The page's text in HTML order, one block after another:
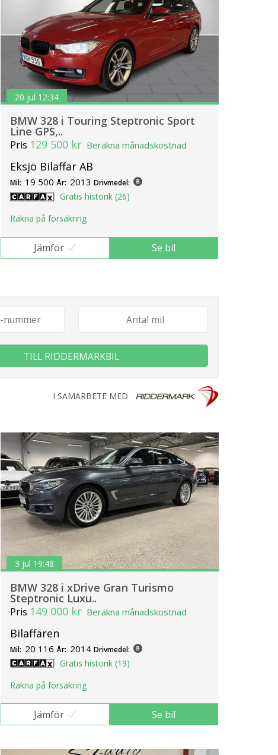
20 jul 12:34
BMW 328 i Touring Steptronic Sport
Line GPS,..
Pris 129 500 kr Beräkna månadskostnad
Eksjö Bilaffär AB
Mil: 19 500 År: 2013 Drivmedel:
Gratis historik (26)
Räkna på försäkring
Jämför Se bil
TILL RIDDERMARKBIL
I SAMARBETE MED
3 jul 19:48
BMW 328 i xDrive Gran Turismo
Steptronic Luxu..
Pris 149 000 kr Beräkna månadskostnad
Bilaffären
Mil: 20 116 År: 2014 Drivmedel:
Gratis historik (19)
Räkna på försäkring
Jämför Se bil